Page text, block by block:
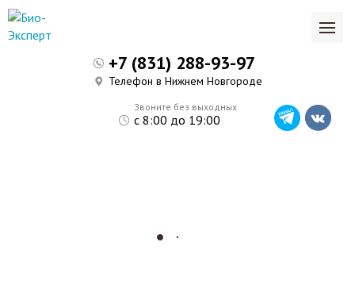
Звоните без выходных
с 8:00 до 19:00
+7 (831) 288-93-97
Телефон в Нижнем Новгороде